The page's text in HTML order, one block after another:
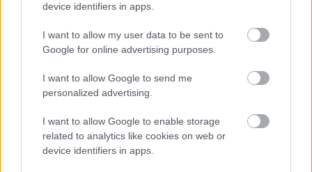
device identifiers in apps.
I want to allow my user data to be sent to
Google for online advertising purposes.
I want to allow Google to send me
personalized advertising.
I want to allow Google to enable storage
related to analytics like cookies on web or
device identifiers in apps.
Ακίνητα: Το μεγάλο “αγκάθι” στους
πλειστηριασμούς και ο ρόλος των